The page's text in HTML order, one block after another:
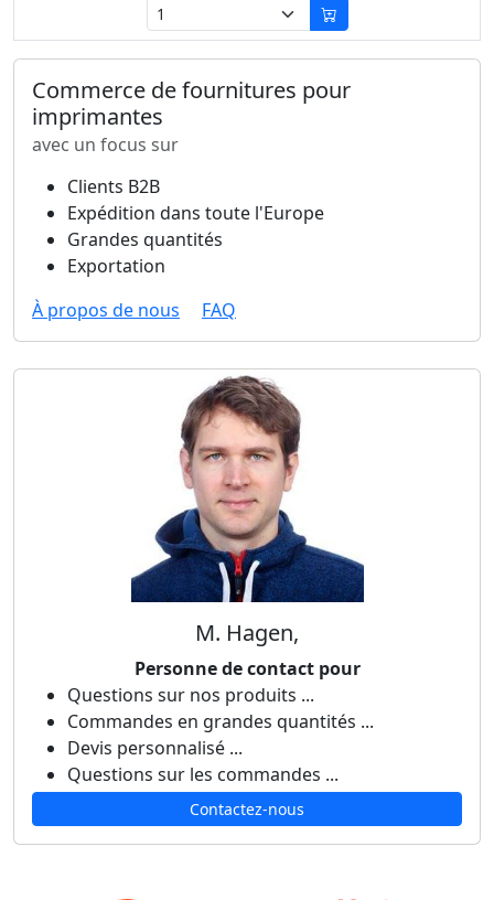
Commerce de fournitures pour
imprimantes
avec un focus sur
Clients B2B
Expédition dans toute l'Europe
Grandes quantités
Exportation
À propos de nous
FAQ
M. Hagen,
Personne de contact pour
Questions sur nos produits ...
Commandes en grandes quantités ...
Devis personnalisé ...
Questions sur les commandes ...
Contactez-nous